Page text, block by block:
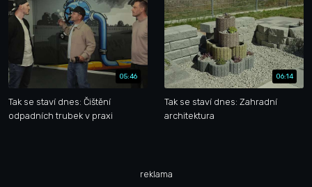
05:46
Tak se staví dnes: Čištění
odpadních trubek v praxi
06:14
Tak se staví dnes: Zahradní
architektura
reklama